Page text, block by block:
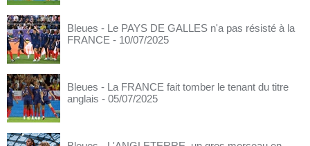
Bleues - Le PAYS DE GALLES n'a pas résisté à la
FRANCE - 10/07/2025
Bleues - La FRANCE fait tomber le tenant du titre
anglais - 05/07/2025